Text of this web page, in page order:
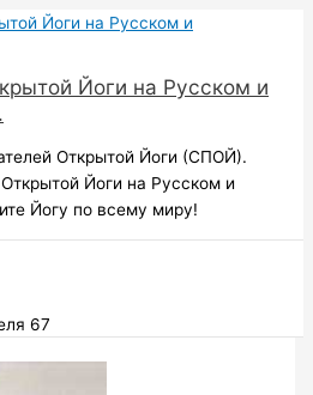
Йоги на Русском и
Открытой Йоги (СПОЙ).
Йоги на Русском и
Йогу по всему миру!
67